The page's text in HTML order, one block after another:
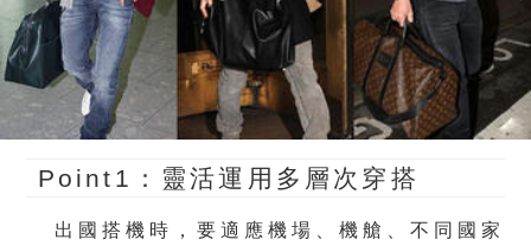
Point1：靈活運用多層次穿搭
出國搭機時，要適應機場、機艙、不同國家